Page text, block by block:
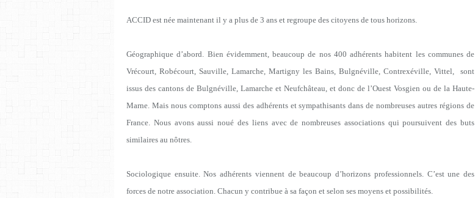
ACCID est née maintenant il y a plus de 3 ans et regroupe des citoyens de tous horizons.
Géographique d’abord. Bien évidemment, beaucoup de nos 400 adhérents habitent les communes de
Vrécourt, Robécourt, Sauville, Lamarche, Martigny les Bains, Bulgnéville, Contrexéville, Vittel, sont
issus des cantons de Bulgnéville, Lamarche et Neufchâteau, et donc de l’Ouest Vosgien ou de la Haute-
Marne. Mais nous comptons aussi des adhérents et sympathisants dans de nombreuses autres régions de
France. Nous avons aussi noué des liens avec de nombreuses associations qui poursuivent des buts
similaires au nôtres.
Sociologique ensuite. Nos adhérents viennent de beaucoup d’horizons professionnels. C’est une des
forces de notre association. Chacun y contribue à sa façon et selon ses moyens et possibilités.